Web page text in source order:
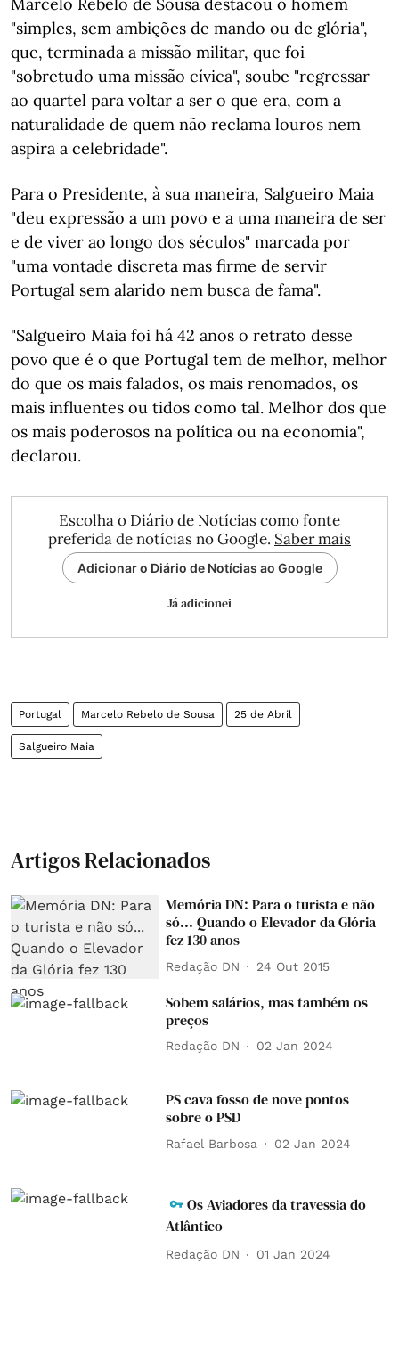
"simples, sem ambições de mando ou de glória",
que, terminada a missão militar, que foi
"sobretudo uma missão cívica", soube "regressar
ao quartel para voltar a ser o que era, com a
naturalidade de quem não reclama louros nem
aspira a celebridade".
Para o Presidente, à sua maneira, Salgueiro Maia
"deu expressão a um povo e a uma maneira de ser
e de viver ao longo dos séculos" marcada por
"uma vontade discreta mas firme de servir
Portugal sem alarido nem busca de fama".
"Salgueiro Maia foi há 42 anos o retrato desse
povo que é o que Portugal tem de melhor, melhor
do que os mais falados, os mais renomados, os
mais influentes ou tidos como tal. Melhor dos que
os mais poderosos na política ou na economia",
declarou.
Escolha o Diário de Notícias como fonte
preferida de notícias no Google. Saber mais
Adicionar o Diário de Notícias ao Google
Já adicionei
Portugal Marcelo Rebelo de Sousa 25 de Abril
Salgueiro Maia
Artigos Relacionados
Memória DN: Para o turista e não
só... Quando o Elevador da Glória
fez 130 anos
Redação DN 24 Out 2015
Sobem salários, mas também os
preços
Redação DN 02 Jan 2024
PS cava fosso de nove pontos
sobre o PSD
Rafael Barbosa 02 Jan 2024
Os Aviadores da travessia do
Atlântico
Redação DN 01 Jan 2024